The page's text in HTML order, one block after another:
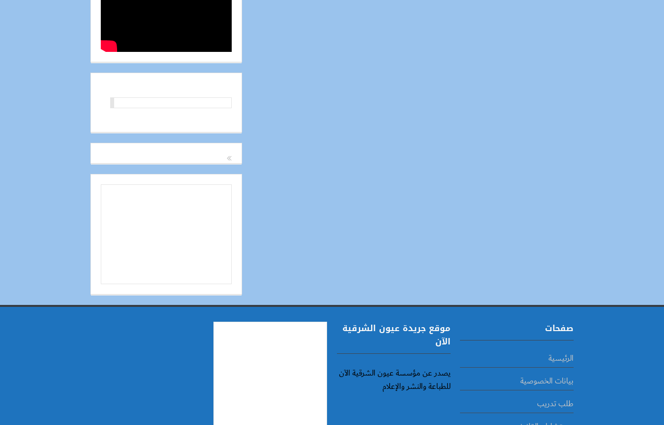
صفحات
الرئيسية
بيانات الخصوصية
طلب تدريب
موقع جريدة عيون الشرقية
الآن
يصدر عن مؤسسة عيون الشرقية الآن
للطباعة والنشر والإعلام